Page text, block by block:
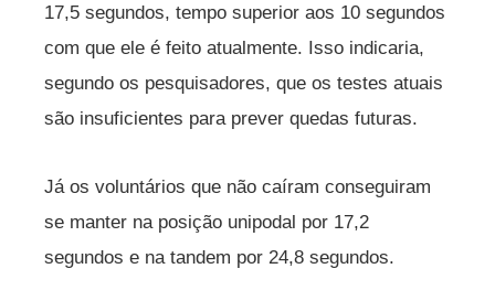
17,5 segundos, tempo superior aos 10 segundos
com que ele é feito atualmente. Isso indicaria,
segundo os pesquisadores, que os testes atuais
são insuficientes para prever quedas futuras.
Já os voluntários que não caíram conseguiram
se manter na posição unipodal por 17,2
segundos e na tandem por 24,8 segundos.